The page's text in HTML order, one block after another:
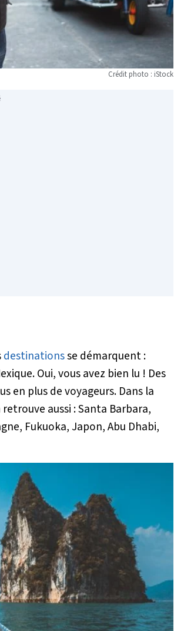
Crédit photo : iStock
destinationsse démarquent :
Oui, vous avez bien lu ! Des
en plus de voyageurs. Dans la
aussi : Santa Barbara,
Fukuoka, Japon, Abu Dhabi,